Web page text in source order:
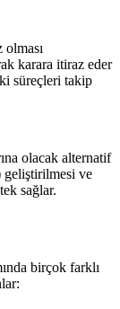
karara itiraz eder
süreçleri takip
olacak alternatif
geliştirilmesi ve
sağlar.
birçok farklı